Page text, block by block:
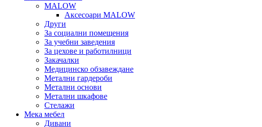
MALOW
Аксесоари MALOW
Други
За социални помещения
За учебни заведения
За цехове и работилници
Закачалки
Медицинско обзавеждане
Метални гардероби
Метални основи
Метални шкафове
Стелажи
Мека мебел
Дивани